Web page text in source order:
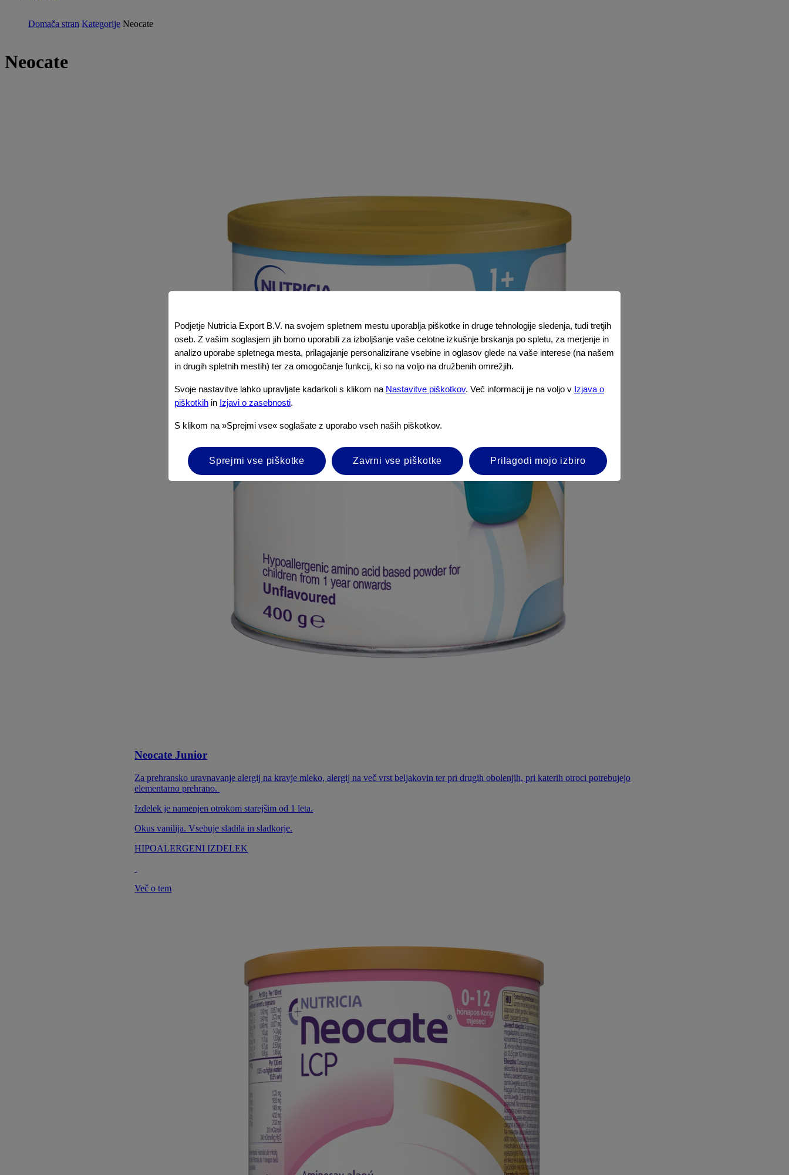
Domača stran Kategorije Neocate
Neocate
Neocate Junior
Za prehransko uravnavanje alergij na kravje mleko, alergij na več vrst beljakovin ter pri drugih obolenjih, pri katerih otroci potrebujejo
elementarno prehrano.
Izdelek je namenjen otrokom starejšim od 1 leta.
Okus vanilija. Vsebuje sladila in sladkorje.
HIPOALERGENI IZDELEK
Več o tem
Podjetje Nutricia Export B.V. na svojem spletnem mestu uporablja piškotke in druge tehnologije sledenja, tudi tretjih
oseb. Z vašim soglasjem jih bomo uporabili za izboljšanje vaše celotne izkušnje brskanja po spletu, za merjenje in
analizo uporabe spletnega mesta, prilagajanje personalizirane vsebine in oglasov glede na vaše interese (na našem
in drugih spletnih mestih) ter za omogočanje funkcij, ki so na voljo na družbenih omrežjih.
Svoje nastavitve lahko upravljate kadarkoli s klikom na Nastavitve piškotkov. Več informacij je na voljo v Izjava o
piškotkih in Izjavi o zasebnosti.
S klikom na »Sprejmi vse« soglašate z uporabo vseh naših piškotkov.
Sprejmi vse piškotke Zavrni vse piškotke Prilagodi mojo izbiro